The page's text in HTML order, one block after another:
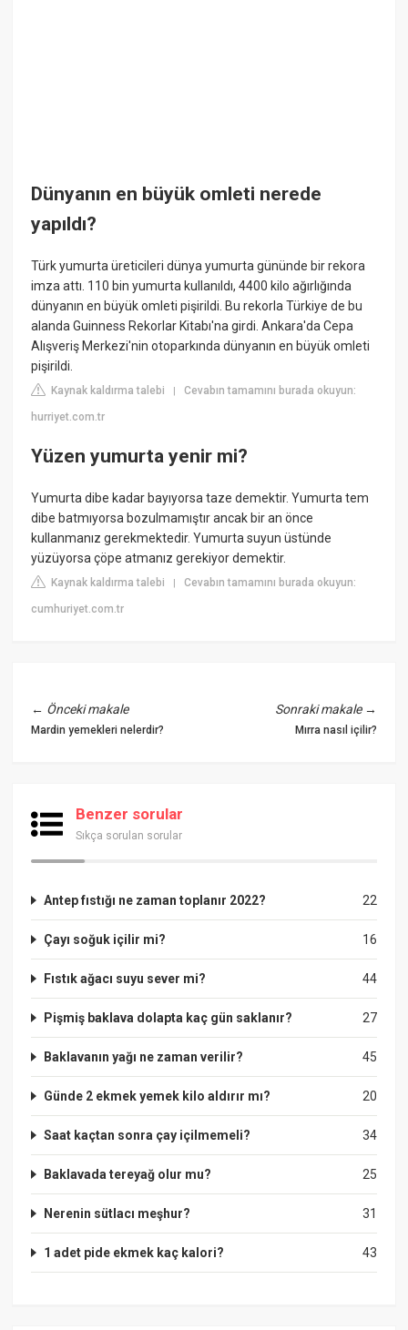
Dünyanın en büyük omleti nerede
yapıldı?
Türk yumurta üreticileri dünya yumurta gününde bir rekora
imza attı. 110 bin yumurta kullanıldı, 4400 kilo ağırlığında
dünyanın en büyük omleti pişirildi. Bu rekorla Türkiye de bu
alanda Guinness Rekorlar Kitabı'na girdi. Ankara'da Cepa
Alışveriş Merkezi'nin otoparkında dünyanın en büyük omleti
pişirildi.
Kaynak kaldırma talebi |Cevabın tamamını burada okuyun:
hurriyet.com.tr
Yüzen yumurta yenir mi?
Yumurta dibe kadar bayıyorsa taze demektir. Yumurta tem
dibe batmıyorsa bozulmamıştır ancak bir an önce
kullanmanız gerekmektedir. Yumurta suyun üstünde
yüzüyorsa çöpe atmanız gerekiyor demektir.
Kaynak kaldırma talebi |Cevabın tamamını burada okuyun:
cumhuriyet.com.tr
← Önceki makale
Mardin yemekleri nelerdir?
Sonraki makale→
Mırra nasıl içilir?
Benzer sorular
Sıkça sorulan sorular
22
Antep fıstığı ne zaman toplanır 2022?
16
Çayı soğuk içilir mi?
44
Fıstık ağacı suyu sever mi?
27
Pişmiş baklava dolapta kaç gün saklanır?
45
Baklavanın yağı ne zaman verilir?
20
Günde 2 ekmek yemek kilo aldırır mı?
34
Saat kaçtan sonra çay içilmemeli?
25
Baklavada tereyağ olur mu?
31
Nerenin sütlacı meşhur?
43
1 adet pide ekmek kaç kalori?